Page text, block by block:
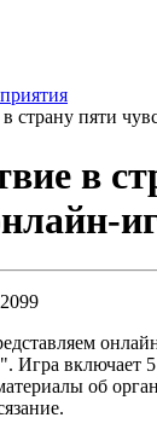
страну пяти
в
Игра включает
об